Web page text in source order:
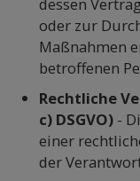
dessen
oder zur
Maßnahmen
betroffenen
Rechtliche
c) DSGVO) -
einer
der